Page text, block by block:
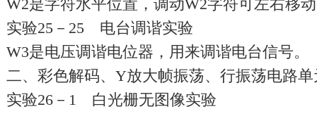
W2是字符水平位置，调动W2字符可左右移
实验25－25 电台调谐实验
W3是电压调谐电位器，用来调谐电台信号。
二、彩色解码、Y放大帧振荡、行振荡电路单
实验26－1 白光栅无图像实验